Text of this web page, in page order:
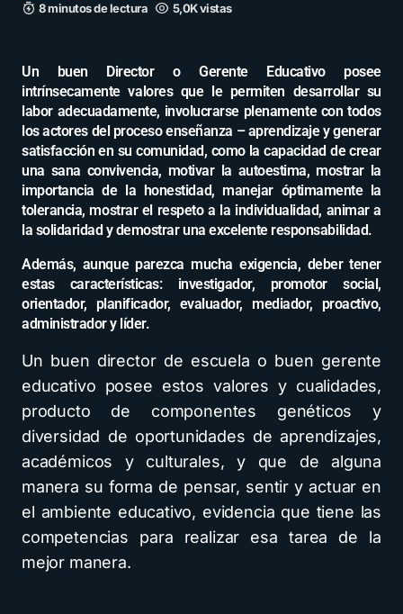
8 minutos de lectura 5,0K vistas
Un buen Director o Gerente Educativo posee
intrínsecamente valores que le permiten desarrollar su
labor adecuadamente, involucrarse plenamente con todos
los actores del proceso enseñanza – aprendizaje y generar
satisfacción en su comunidad, como la capacidad de crear
una sana convivencia, motivar la autoestima, mostrar la
importancia de la honestidad, manejar óptimamente la
tolerancia, mostrar el respeto a la individualidad, animar a
la solidaridad y demostrar una excelente responsabilidad.
Además, aunque parezca mucha exigencia, deber tener
estas características: investigador, promotor social,
orientador, planificador, evaluador, mediador, proactivo,
administrador y líder.
Un buen director de escuela o buen gerente
educativo posee estos valores y cualidades,
producto de componentes genéticos y
diversidad de oportunidades de aprendizajes,
académicos y culturales, y que de alguna
manera su forma de pensar, sentir y actuar en
el ambiente educativo, evidencia que tiene las
competencias para realizar esa tarea de la
mejor manera.